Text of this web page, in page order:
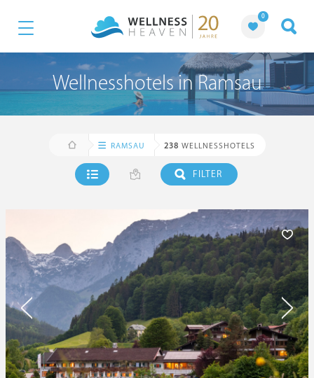
0
Wellnesshotels in Ramsau
RAMSAU 238 WELLNESSHOTELS
FILTER